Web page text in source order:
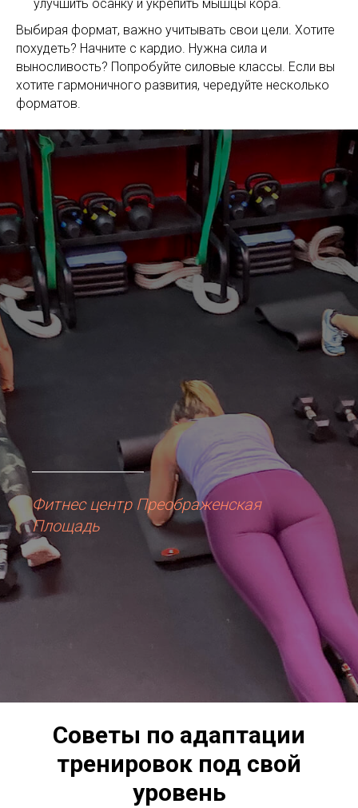
улучшить осанку и укрепить мышцы кора.
Выбирая формат, важно учитывать свои цели. Хотите
похудеть? Начните с кардио. Нужна сила и
выносливость? Попробуйте силовые классы. Если вы
хотите гармоничного развития, чередуйте несколько
форматов.
Фитнес центр Преображенская
Площадь
Советы по адаптации
тренировок под свой
уровень